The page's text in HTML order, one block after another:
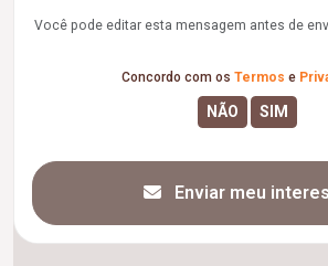
Você pode editar esta mensagem antes de
Concordo com os Termos e
Enviar meu